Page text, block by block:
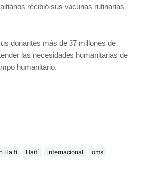
recibió sus vacunas rutinarias
donantes más de 37 millones de
las necesidades humanitarias de
humanitario.
Haití Haití internacional
oms